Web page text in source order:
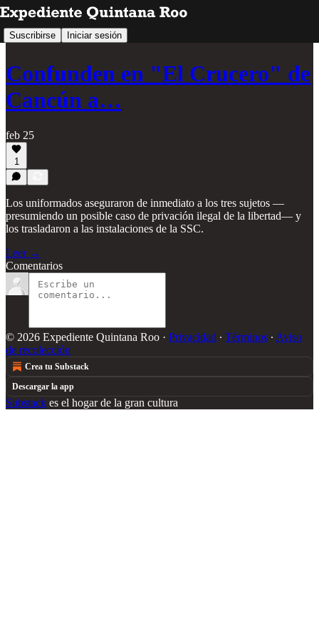
Suscribirse Iniciar sesión
Confunden en "El Crucero" de
Cancún a…
feb 25
1
Los uniformados aseguraron de inmediato a los tres sujetos —
presumiendo un posible caso de privación ilegal de la libertad— y
los trasladaron a las instalaciones de la SSC.
Leer →
Comentarios
© 2026 Expediente Quintana Roo · Privacidad ∙ Términos ∙ Aviso
de recolección
Crea tu Substack
Descargar la app
Substack es el hogar de la gran cultura